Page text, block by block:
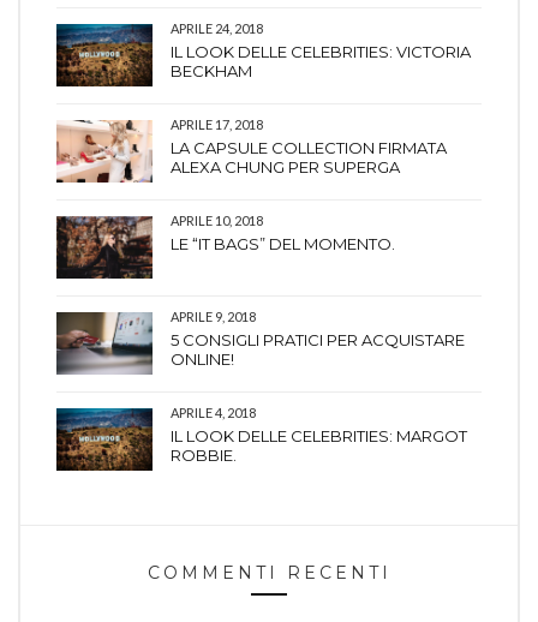
APRILE 24, 2018
IL LOOK DELLE CELEBRITIES: VICTORIA
BECKHAM
APRILE 17, 2018
LA CAPSULE COLLECTION FIRMATA
ALEXA CHUNG PER SUPERGA
APRILE 10, 2018
LE “IT BAGS” DEL MOMENTO.
APRILE 9, 2018
5 CONSIGLI PRATICI PER ACQUISTARE
ONLINE!
APRILE 4, 2018
IL LOOK DELLE CELEBRITIES: MARGOT
ROBBIE.
COMMENTI RECENTI